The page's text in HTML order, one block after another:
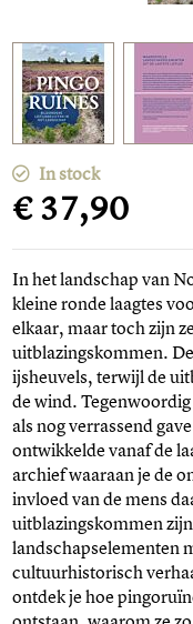
In stock
€ 37,90
In het landschap van
kleine ronde laagtes
elkaar, maar toch zijn
uitblazingskommen.
ijsheuvels, terwijl de
de wind.
als nog verrassend
ontwikkelde vanaf de
archief waaraan je de
invloed van de mens
uitblazingskommen
landschapselementen
cultuurhistorisch
ontdek je hoe